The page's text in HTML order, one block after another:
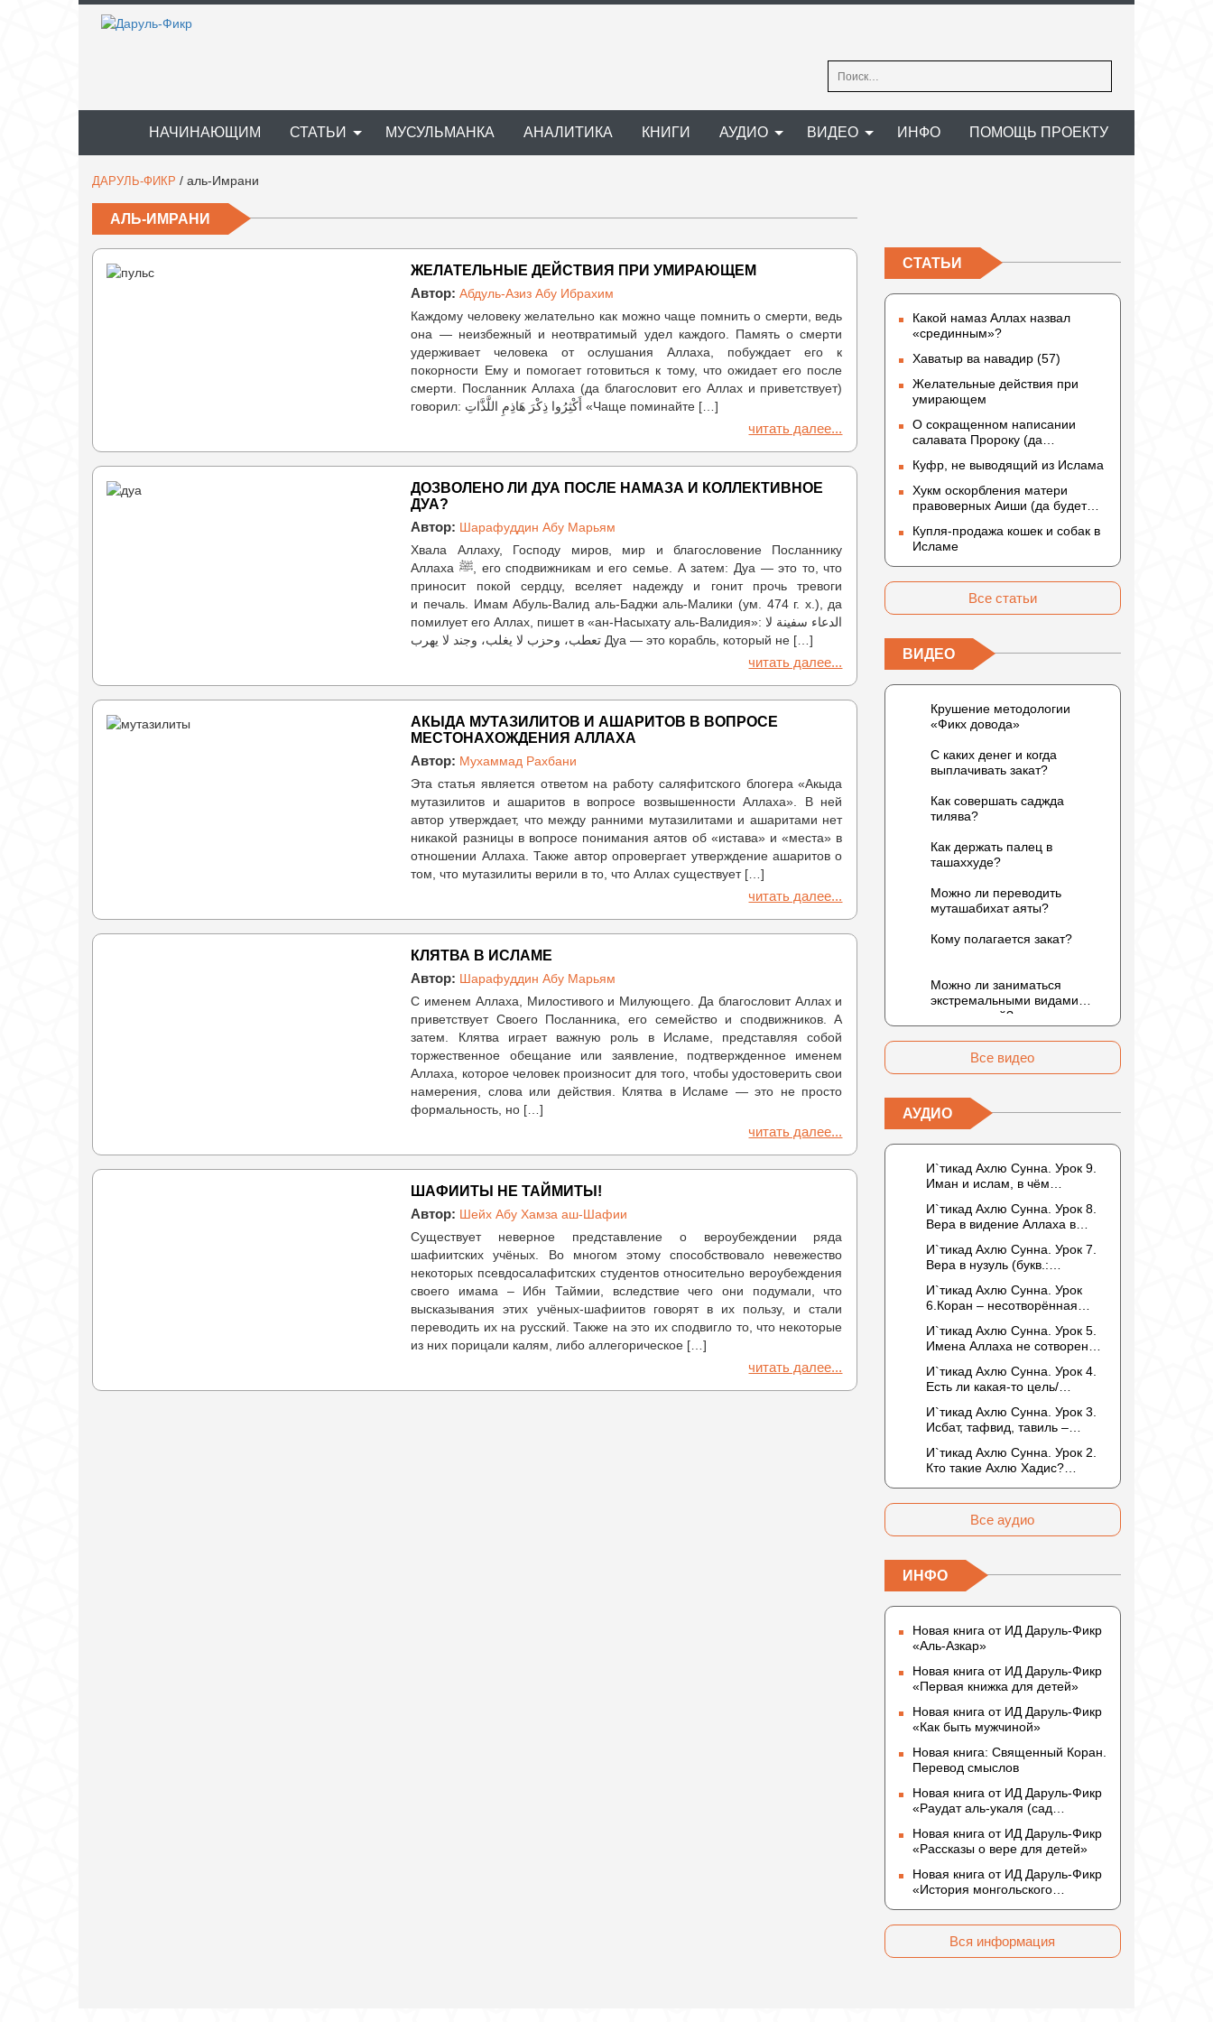
Найти:
НАЧИНАЮЩИМ СТАТЬИ МУСУЛЬМАНКА АНАЛИТИКА КНИГИ АУДИО ВИДЕО ИНФО ПОМОЩЬ ПРОЕКТУ
ДАРУЛЬ-ФИКР / аль-Имрани
АЛЬ-ИМРАНИ
ЖЕЛАТЕЛЬНЫЕ ДЕЙСТВИЯ ПРИ УМИРАЮЩЕМ
Автор:Абдуль-Азиз Абу Ибрахим
Каждому человеку желательно как можно чаще помнить о смерти, ведь
она — неизбежный и неотвратимый удел каждого. Память о смерти
удерживает человека от ослушания Аллаха, побуждает его к
покорности Ему и помогает готовиться к тому, что ожидает его после
смерти. Посланник Аллаха (да благословит его Аллах и приветствует)
говорил: أَكْثِرُوا ذِكْرَ هَاذِمِ اللَّذَّاتِ «Чаще поминайте […]
читать далее...
ДОЗВОЛЕНО ЛИ ДУА ПОСЛЕ НАМАЗА И КОЛЛЕКТИВНОЕ
ДУА?
Автор: Шарафуддин Абу Марьям
Хвала Аллаху, Господу миров, мир и благословение Посланнику
Аллаха ﷺ, его сподвижникам и его семье. А затем: Дуа — это то, что
приносит покой сердцу, вселяет надежду и гонит прочь тревоги
и печаль. Имам Абуль-Валид аль-Баджи аль-Малики (ум. 474 г. х.), да
помилует его Аллах, пишет в «ан-Насыхату аль-Валидия»: الدعاء سفينة لا
تعطب، وحزب لا يغلب، وجند لا يهرب Дуа — это корабль, который не […]
читать далее...
АКЫДА МУТАЗИЛИТОВ И АШАРИТОВ В ВОПРОСЕ
МЕСТОНАХОЖДЕНИЯ АЛЛАХА
Автор: Мухаммад Рахбани
Эта статья является ответом на работу саляфитского блогера «Акыда
мутазилитов и ашаритов в вопросе возвышенности Аллаха». В ней
автор утверждает, что между ранними мутазилитами и ашаритами нет
никакой разницы в вопросе понимания аятов об «истава» и «места» в
отношении Аллаха. Также автор опровергает утверждение ашаритов о
том, что мутазилиты верили в то, что Аллах существует […]
читать далее...
КЛЯТВА В ИСЛАМЕ
Автор: Шарафуддин Абу Марьям
С именем Аллаха, Милостивого и Милующего. Да благословит Аллах и
приветствует Своего Посланника, его семейство и сподвижников. А
затем. Клятва играет важную роль в Исламе, представляя собой
торжественное обещание или заявление, подтвержденное именем
Аллаха, которое человек произносит для того, чтобы удостоверить свои
намерения, слова или действия. Клятва в Исламе — это не просто
формальность, но […]
читать далее...
ШАФИИТЫ НЕ ТАЙМИТЫ!
Автор: Шейх Абу Хамза аш-Шафии
Существует неверное представление о вероубеждении ряда
шафиитских учёных. Во многом этому способствовало невежество
некоторых псевдосалафитских студентов относительно вероубеждения
своего имама – Ибн Таймии, вследствие чего они подумали, что
высказывания этих учёных-шафиитов говорят в их пользу, и стали
переводить их на русский. Также на это их сподвигло то, что некоторые
из них порицали калям, либо аллегорическое […]
читать далее...
СТАТЬИ
Какой намаз Аллах назвал
«срединным»?
Хаватыр ва навадир (57)
Желательные действия при
умирающем
О сокращенном написании
салавата Пророку (да
приветствует)
Куфр, не выводящий из Ислама
Хукм оскорбления матери
правоверных Аиши (да будет
Купля-продажа кошек и собак в
Исламе
Все статьи
ВИДЕО
Крушение методологии
«Фикх довода»
С каких денег и когда
выплачивать закат?
Как совершать саджда
тилява?
Как держать палец в
ташаххуде?
Можно ли переводить
муташабихат аяты?
Кому полагается закат?
Можно ли заниматься
экстремальными видами
развлечений?
Все видео
АУДИО
И`тикад Ахлю Сунна. Урок 9.
Иман и ислам, в чём
то обитателем Рая или Ада?
И`тикад Ахлю Сунна. Урок 8.
Вера в видение Аллаха в
Отрицание телесности Абу
Бакром аль-Исмаили.
Отрицание телесности в
книге Усмана ибн Саида ад-
Дарими. Иман – это слова,
дела и познание
И`тикад Ахлю Сунна. Урок 7.
Вера в нузуль (букв.:
Усмана ибн Саида ад-Дарими
о нузуле. Считал ли ад-
Дарими, что Аллах
описывается физическим
И`тикад Ахлю Сунна. Урок
6.Коран – несотворённая
Корана сотворено?
Предопределение судьбы
И`тикад Ахлю Сунна. Урок 5.
Имена Аллаха не сотворены.
сифатов. Описание Аллаха
сифатом «вадж» (букв.: лик)
И`тикад Ахлю Сунна. Урок 4.
Есть ли какая-то цель/
Всевышнего? Можно ли
отрицать в отношении Аллаха
недостатки, отрицание
которых не пришло в Коране
и Сунне? Концепция ибн
И`тикад Ахлю Сунна. Урок 3.
Исбат, тафвид, тавиль –
муташабихат. Можно ли
переводить сифаты аль-
хабария на русский язык? Что
означает утверждение
сифата «биля кейфа» (без
образа)?
И`тикад Ахлю Сунна. Урок 2.
Кто такие Ахлю Хадис?
Атрибутов Всевышнего
Все аудио
ИНФО
Новая книга от ИД Даруль-Фикр
«Аль-Азкар»
Новая книга от ИД Даруль-Фикр
«Первая книжка для детей»
Новая книга от ИД Даруль-Фикр
«Как быть мужчиной»
Новая книга: Священный Коран.
Перевод смыслов
Новая книга от ИД Даруль-Фикр
«Раудат аль-укаля (cад
благородных)»
Новая книга от ИД Даруль-Фикр
«Рассказы о вере для детей»
Новая книга от ИД Даруль-Фикр
«История монгольского
Вся информация